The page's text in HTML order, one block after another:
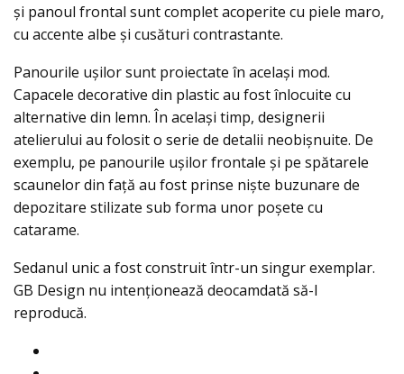
și panoul frontal sunt complet acoperite cu piele maro,
cu accente albe și cusături contrastante.
Panourile ușilor sunt proiectate în același mod.
Capacele decorative din plastic au fost înlocuite cu
alternative din lemn. În același timp, designerii
atelierului au folosit o serie de detalii neobișnuite. De
exemplu, pe panourile ușilor frontale şi pe spătarele
scaunelor din faţă au fost prinse nişte buzunare de
depozitare stilizate sub forma unor poşete cu
catarame.
Sedanul unic a fost construit într-un singur exemplar.
GB Design nu intenționează deocamdată să-l
reproducă.